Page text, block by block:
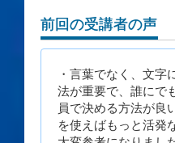
前回の受講者の声
・言葉でなく、文字
法が重要で、誰にで
員で決める方法が良
を使えばもっと活発